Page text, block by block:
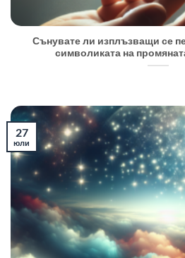
Сънувате ли изплъзващи се
символиката на
27
юли